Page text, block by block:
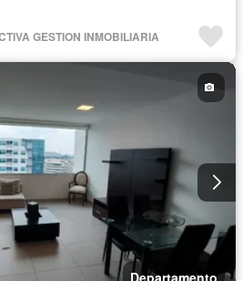
GESTION INMOBILIARIA